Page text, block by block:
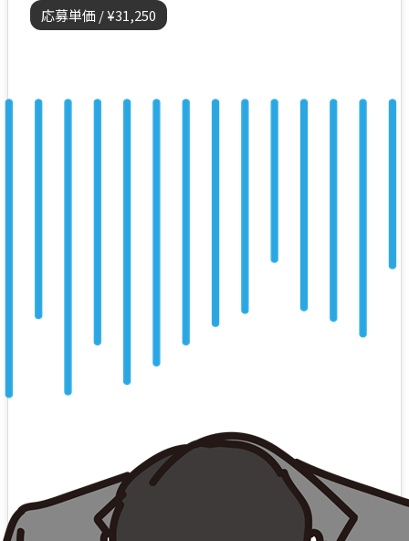
応募単価 / ¥31,250